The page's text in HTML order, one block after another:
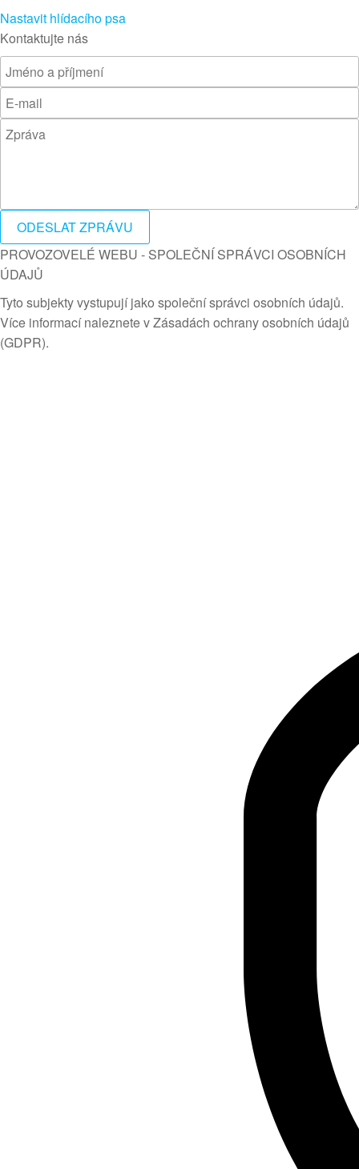
Nastavit hlídacího psa
Kontaktujte nás
ODESLAT ZPRÁVU
PROVOZOVELÉ WEBU - SPOLEČNÍ SPRÁVCI OSOBNÍCH
ÚDAJŮ
Tyto subjekty vystupují jako společní správci osobních údajů.
Více informací naleznete v Zásadách ochrany osobních údajů
(GDPR).